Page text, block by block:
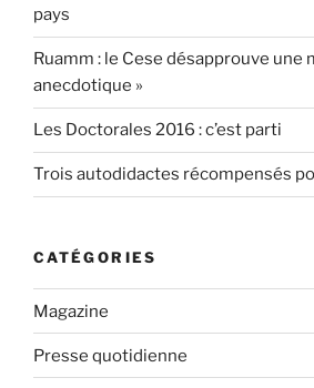
pays
Ruamm : le Cese désapprouve une
anecdotique »
Les Doctorales 2016 : c’est parti
Trois autodidactes récompensés
CATÉGORIES
Magazine
Presse quotidienne